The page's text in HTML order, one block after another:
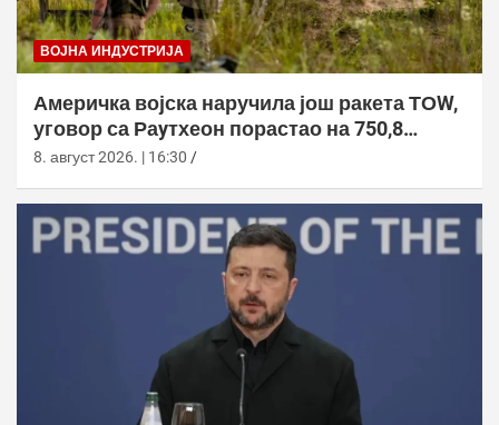
ВОЈНА ИНДУСТРИЈА
Америчка војска наручила још ракета ТОW,
уговор са Раyтхеон порастао на 750,8
милиона долара
8. август 2026. | 16:30